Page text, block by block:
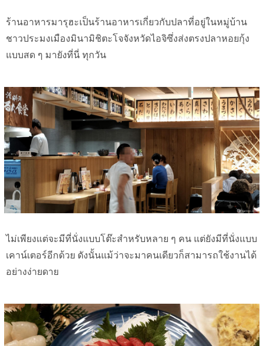
ร้านอาหารมารุฮะเป็นร้านอาหารเกี่ยวกับปลาที่อยู่ในหมู่บ้าน
ชาวประมงเมืองมินามิชิตะโจจังหวัดไอจิซึ่งส่งตรงปลาหอยกุ้ง
แบบสด ๆ มายังที่นี่ ทุกวัน
ไม่เพียงแต่จะมีที่นั่งแบบโต๊ะสำหรับหลาย ๆ คน แต่ยังมีที่นั่งแบบ
เคาน์เตอร์อีกด้วย ดังนั้นแม้ว่าจะมาคนเดียวก็สามารถใช้งานได้
อย่างง่ายดาย